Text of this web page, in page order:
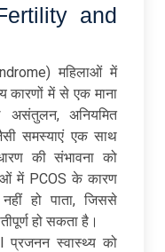
and
महिलाओं में
में से एक माना
असंतुलन, अनियमित
समस्याएं एक साथ
की संभावना को
में PCOS के कारण
हो पाता, जिससे
हो सकता है।
प्रजनन स्वास्थ्य को